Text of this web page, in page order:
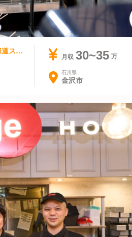
アジア料理・エスニック, ファストフード | 店長・店長候補 | 北海道スープカレーSuage 金沢フォーラス店
月収 30~35
石川県
金沢市